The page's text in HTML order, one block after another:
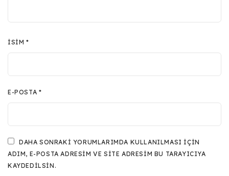
İSIM*
E-POSTA *
DAHA SONRAKI YORUMLARIMDA KULLANILMASI IÇIN
ADIM, E-POSTA ADRESIM VE SITE ADRESIM BU TARAYICIYA
KAYDEDILSIN.